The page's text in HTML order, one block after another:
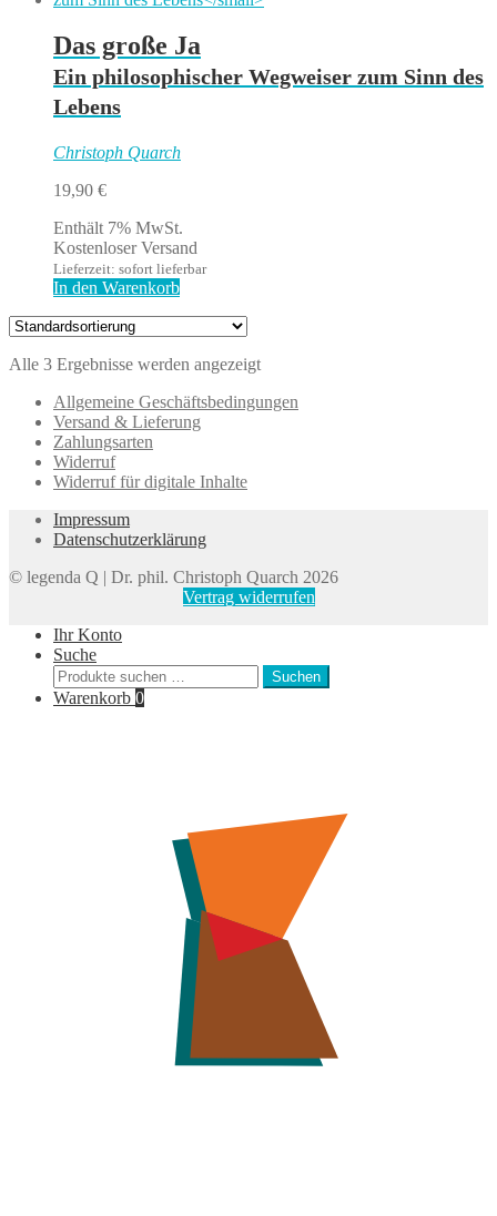
Das große Ja
Ein philosophischer Wegweiser zum Sinn des
Lebens
Christoph Quarch
19,90 €
Enthält 7% MwSt.
Kostenloser Versand
Lieferzeit: sofort lieferbar
In den Warenkorb
Alle 3 Ergebnisse werden angezeigt
Allgemeine Geschäftsbedingungen
Versand & Lieferung
Zahlungsarten
Widerruf
Widerruf für digitale Inhalte
Impressum
Datenschutzerklärung
© legenda Q | Dr. phil. Christoph Quarch 2026
Vertrag widerrufen
Ihr Konto
Suche
Suchen
nach:
Suchen
Warenkorb 0